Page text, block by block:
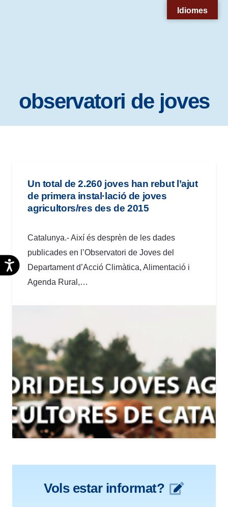
sistema
accesibilidad.
Accesibilidad
observatori de joves
Un total de 2.260 joves han rebut l’ajut
de primera instal·lació de joves
agricultors/res des de 2015
Catalunya.- Així és desprèn de les dades
publicades en l’Observatori de Joves del
Departament d’Acció Climàtica, Alimentació i
Agenda Rural,…
Vols estar informat?
Idiomes